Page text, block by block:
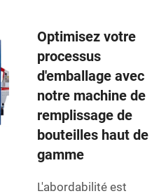
Optimisez votre
processus
d'emballage avec
notre machine de
remplissage de
bouteilles haut de
gamme
L'abordabilité est